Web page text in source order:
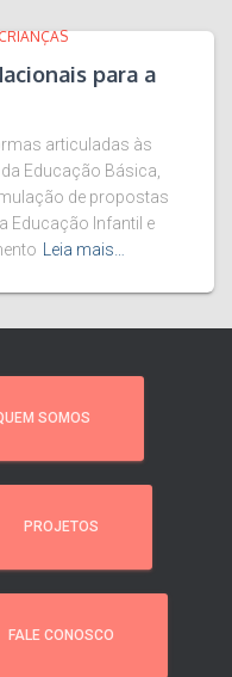
para a
articuladas às
Educação Básica,
de propostas
Educação Infantil e
Leia mais…
SOMOS
PROJETOS
FALE CONOSCO